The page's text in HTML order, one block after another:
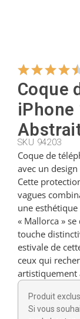
Coque
iPhone
SKU 94203
Coque de
avec un
Cette
vagues
une
« Mallorca »
touche
estivale de
ceux qui
artistiquement
Produit
Si vous